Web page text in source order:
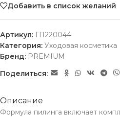
Добавить в список желаний
Артикул: ГП220044
Категория: Уходовая косметика
Бренд: PREMIUM
Поделиться:
Описание
Формула пилинга включает